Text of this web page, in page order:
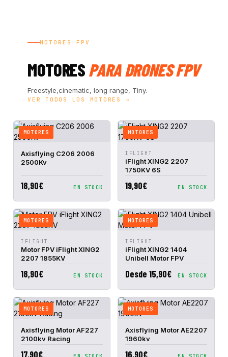
MOTORES FPV
MOTORESPARA DRONES FPV
Freestyle,cinematic, long range, Tiny.
VER TODOS LOS MOTORES →
MOTORES
VISTA
RÁPIDA
AÑADIR A
Axisflying C206 2006
2500Kv
18,90€ EN STOCK
MOTORES
VISTA
RÁPIDA
CESTA
IFLIGHT
iFlight XING2 2207
1750KV 6S
19,90€ EN STOCK
MOTORES
VISTA
RÁPIDA
CESTA
IFLIGHT
Motor FPV iFlight XING2
2207 1855KV
18,90€ EN STOCK
MOTORES
VISTA
RÁPIDA
CESTA
IFLIGHT
iFlight XING2 1404
Unibell Motor FPV
Desde 15,90€ EN STOCK
MOTORES
VISTA
RÁPIDA
AÑADIR A
Axisflying Motor AF227
2100kv Racing
17,90€
MOTORES
VISTA
RÁPIDA
AÑADIR A
Axisflying Motor AE2207
1960kv
16,90€